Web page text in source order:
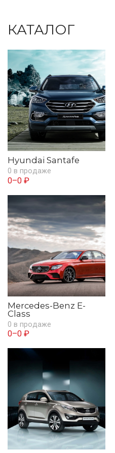
КАТАЛОГ
Hyundai Santafe
0 в продаже
0–0 ₽
Mercedes-Benz E-
Class
0 в продаже
0–0 ₽